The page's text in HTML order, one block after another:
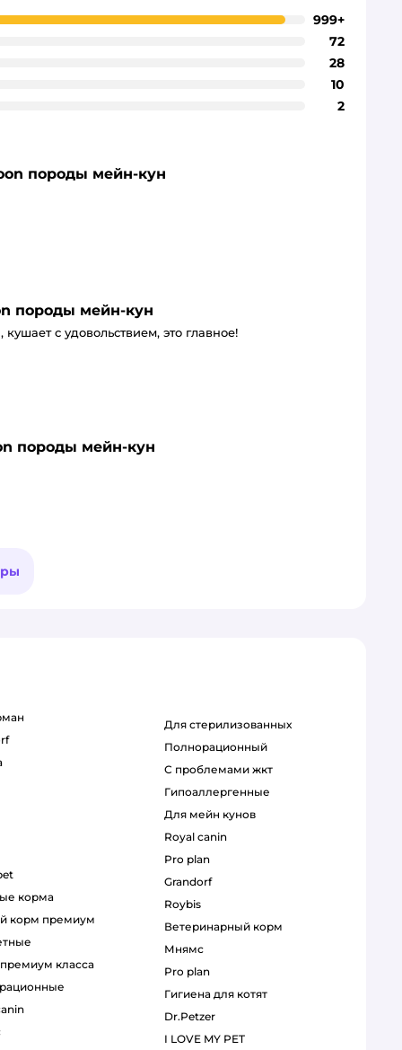
999+
72
28
10
2
породы мейн-кун
породы мейн-кун
с удовольствием, это главное!
породы мейн-кун
корма
корм премиум
премиум класса
для стерилизованных
полнорационный
с проблемами жкт
гипоаллергенные
для мейн кунов
royal canin
pro plan
grandorf
roybis
ветеринарный корм
мнямс
pro plan
гигиена для котят
Dr.Petzer
I LOVE MY PET